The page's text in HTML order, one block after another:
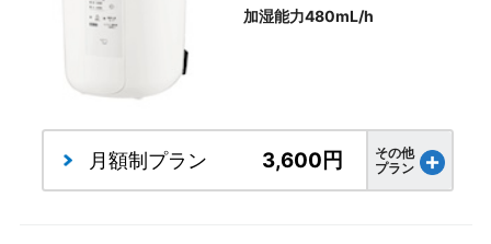
加湿能力480mL/h
月額制 プラン 3,600円
その他
プラン